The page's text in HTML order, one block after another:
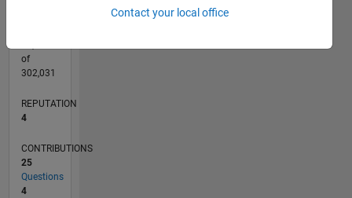
of
302,031
REPUTATION
4
CONTRIBUTIONS
25
Questions
4
Contact your local office